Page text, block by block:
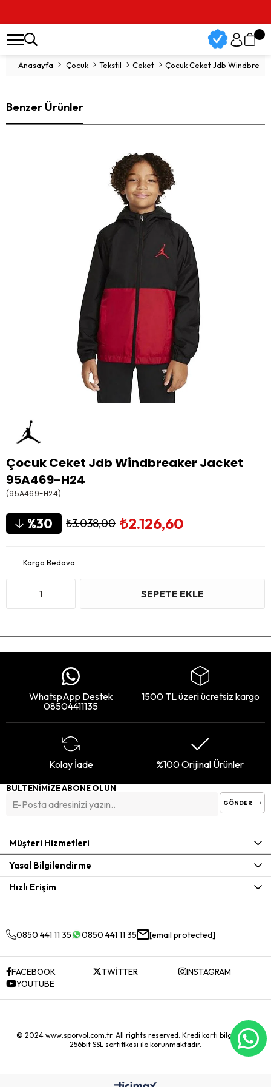
Anasayfa Çocuk Tekstil Ceket Çocuk Ceket Jdb
Benzer Ürünler
Çocuk Ceket Jdb Windbreaker Jacket
95A469-H24
(95A469-H24)
30 ₺3.038,00 ₺2.126,60
Kargo Bedava
WhatspApp Destek
08504411135
1500 TL üzeri ücretsiz kargo
Kolay İade %100 Orijinal Ürünler
BÜLTENİMİZE ABONE OLUN
GÖNDER
Müşteri Hizmetleri
Yasal Bilgilendirme
Hızlı Erişim
0850 441 11 35 0850 441 11 35 [email protected]
FACEBOOK TWİTTER
INSTAGRAM
YOUTUBE
© 2024 www.sporvol.com.tr. All rights reserved. Kredi kartı bilgileriniz
256bit SSL sertifikası ile korunmaktadır.